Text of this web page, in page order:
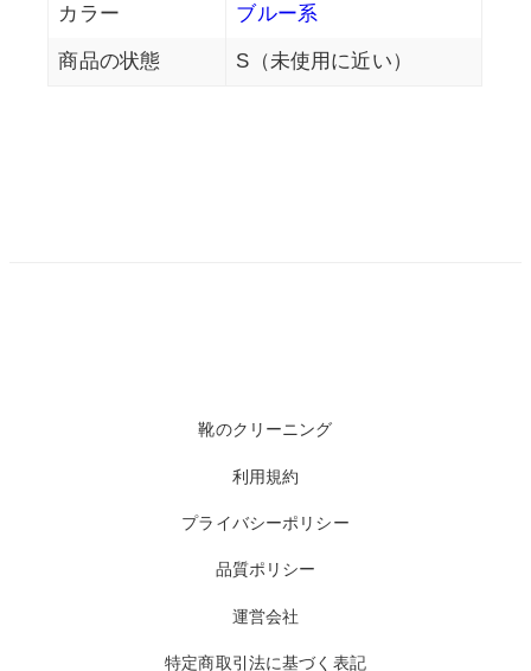
カラー ブルー系
商品の状態 S（未使用に近い）
靴のクリーニング
利用規約
プライバシーポリシー
品質ポリシー
運営会社
特定商取引法に基づく表記